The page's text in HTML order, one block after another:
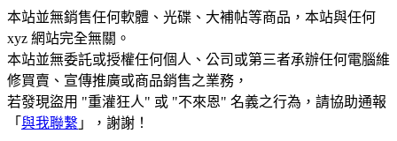
本站並無銷售任何軟體、光碟、大補帖等商品，本站與任何
xyz 網站完全無關。
本站並無委託或授權任何個人、公司或第三者承辦任何電腦維
修買賣、宣傳推廣或商品銷售之業務，
若發現盜用 "重灌狂人" 或 "不來恩" 名義之行為，請協助通報
「 與我聯繫 」，謝謝！